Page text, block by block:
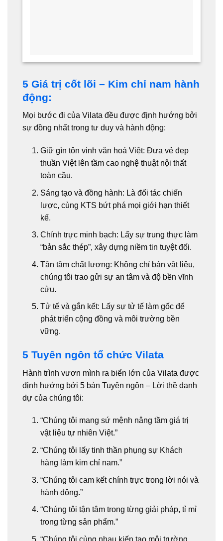
5 Giá trị cốt lõi – Kim chỉ nam hành
động:
Mọi bước đi của Vilata đều được định hướng bởi
sự đồng nhất trong tư duy và hành động:
Giữ gìn tôn vinh văn hoá Việt: Đưa vẻ đẹp
thuần Việt lên tầm cao nghệ thuật nội thất
toàn cầu.
Sáng tạo và đồng hành: Là đối tác chiến
lược, cùng KTS bứt phá mọi giới hạn thiết
kế.
Chính trực minh bạch: Lấy sự trung thực làm
“bản sắc thép”, xây dựng niềm tin tuyệt đối.
Tận tâm chất lượng: Không chỉ bán vật liệu,
chúng tôi trao gửi sự an tâm và độ bền vĩnh
cửu.
Tử tế và gắn kết: Lấy sự tử tế làm gốc để
phát triển cộng đồng và môi trường bền
vững.
5 Tuyên ngôn tổ chức Vilata
Hành trình vươn mình ra biển lớn của Vilata được
định hướng bởi 5 bản Tuyên ngôn – Lời thề danh
dự của chúng tôi:
“Chúng tôi mang sứ mệnh nâng tầm giá trị
vật liệu tự nhiên Việt.”
“Chúng tôi lấy tinh thần phụng sự Khách
hàng làm kim chỉ nam.”
“Chúng tôi cam kết chính trực trong lời nói và
hành động.”
“Chúng tôi tận tâm trong từng giải pháp, tỉ mỉ
trong từng sản phẩm.”
“Chúng tôi cùng nhau kiến tạo môi trường